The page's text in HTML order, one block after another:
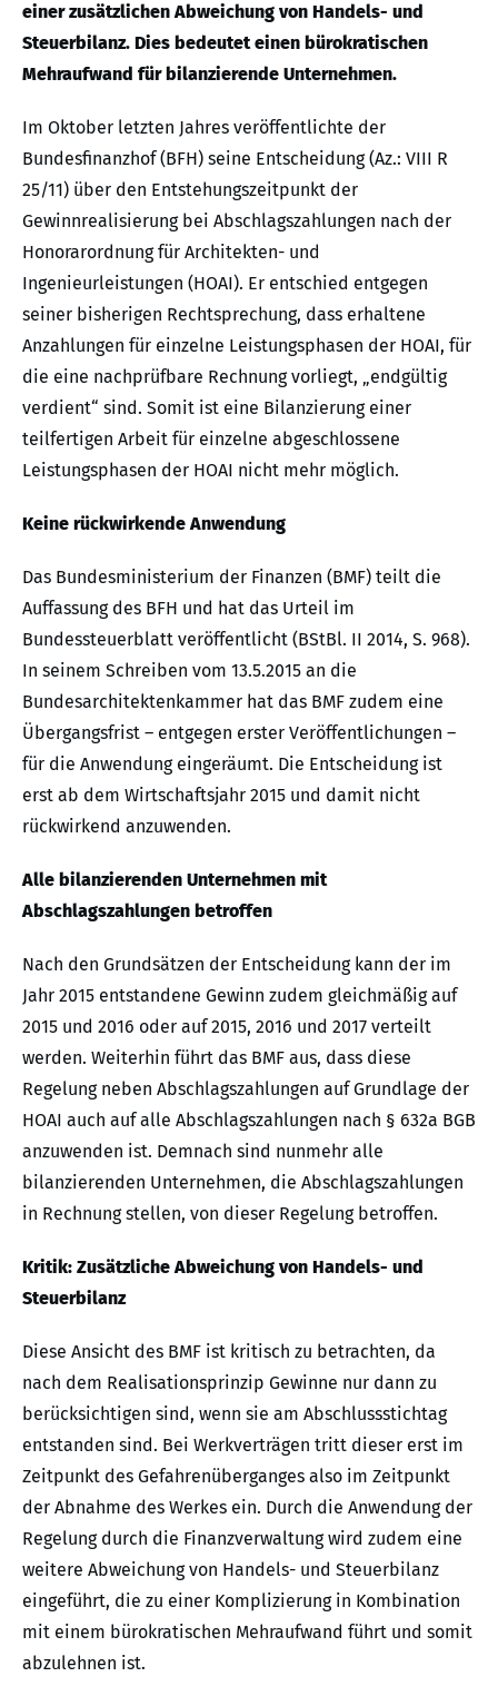
einer zusätzlichen Abweichung von Handels- und
Steuerbilanz. Dies bedeutet einen bürokratischen
Mehraufwand für bilanzierende Unternehmen.
Im Oktober letzten Jahres veröffentlichte der
Bundesfinanzhof (BFH) seine Entscheidung (Az.: VIII R
25/11) über den Entstehungszeitpunkt der
Gewinnrealisierung bei Abschlagszahlungen nach der
Honorarordnung für Architekten- und
Ingenieurleistungen (HOAI). Er entschied entgegen
seiner bisherigen Rechtsprechung, dass erhaltene
Anzahlungen für einzelne Leistungsphasen der HOAI, für
die eine nachprüfbare Rechnung vorliegt, „endgültig
verdient“ sind. Somit ist eine Bilanzierung einer
teilfertigen Arbeit für einzelne abgeschlossene
Leistungsphasen der HOAI nicht mehr möglich.
Keine rückwirkende Anwendung
Das Bundesministerium der Finanzen (BMF) teilt die
Auffassung des BFH und hat das Urteil im
Bundessteuerblatt veröffentlicht (BStBl. II 2014, S. 968).
In seinem Schreiben vom 13.5.2015 an die
Bundesarchitektenkammer hat das BMF zudem eine
Übergangsfrist – entgegen erster Veröffentlichungen –
für die Anwendung eingeräumt. Die Entscheidung ist
erst ab dem Wirtschaftsjahr 2015 und damit nicht
rückwirkend anzuwenden.
Alle bilanzierenden Unternehmen mit
Abschlagszahlungen betroffen
Nach den Grundsätzen der Entscheidung kann der im
Jahr 2015 entstandene Gewinn zudem gleichmäßig auf
2015 und 2016 oder auf 2015, 2016 und 2017 verteilt
werden. Weiterhin führt das BMF aus, dass diese
Regelung neben Abschlagszahlungen auf Grundlage der
HOAI auch auf alle Abschlagszahlungen nach § 632a BGB
anzuwenden ist. Demnach sind nunmehr alle
bilanzierenden Unternehmen, die Abschlagszahlungen
in Rechnung stellen, von dieser Regelung betroffen.
Kritik: Zusätzliche Abweichung von Handels- und
Steuerbilanz
Diese Ansicht des BMF ist kritisch zu betrachten, da
nach dem Realisationsprinzip Gewinne nur dann zu
berücksichtigen sind, wenn sie am Abschlussstichtag
entstanden sind. Bei Werkverträgen tritt dieser erst im
Zeitpunkt des Gefahrenüberganges also im Zeitpunkt
der Abnahme des Werkes ein. Durch die Anwendung der
Regelung durch die Finanzverwaltung wird zudem eine
weitere Abweichung von Handels- und Steuerbilanz
eingeführt, die zu einer Komplizierung in Kombination
mit einem bürokratischen Mehraufwand führt und somit
abzulehnen ist.